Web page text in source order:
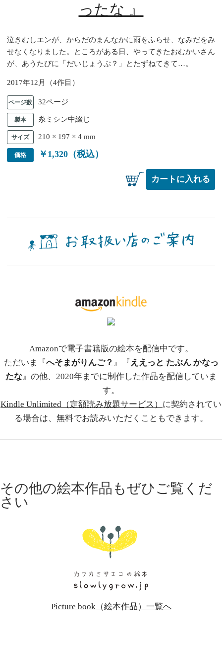
ったな 』
商
品
説
明
泣きむしエンが、からだのまんなかに雨をふらせ、なみだをみ
せなくなりました。ところがある日、やってきたおむかいさん
が、あうたびに「だいじょうぶ？」とたずねてきて…。
2017年12月（4作目）
ページ数 32ページ
製本 糸ミシン中綴じ
サイズ 210 × 197 × 4 mm
価格 ￥1,320
Amazonで電子書籍版の絵本を配信中です。
ただいま『 へそまがりんご？ 』『 ええっと たぶん かなっ
たな』の他、2020年までに制作した作品を配信していま
す。
Kindle Unlimited（定額読み放題サービス） に契約されてい
る場合は、無料でお読みいただくこともできます。
その他の絵本作品もぜひご覧くだ
さい
Picture book（絵本作品）一覧へ